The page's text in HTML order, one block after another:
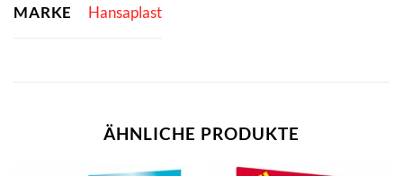
MARKE Hansaplast
ÄHNLICHE PRODUKTE